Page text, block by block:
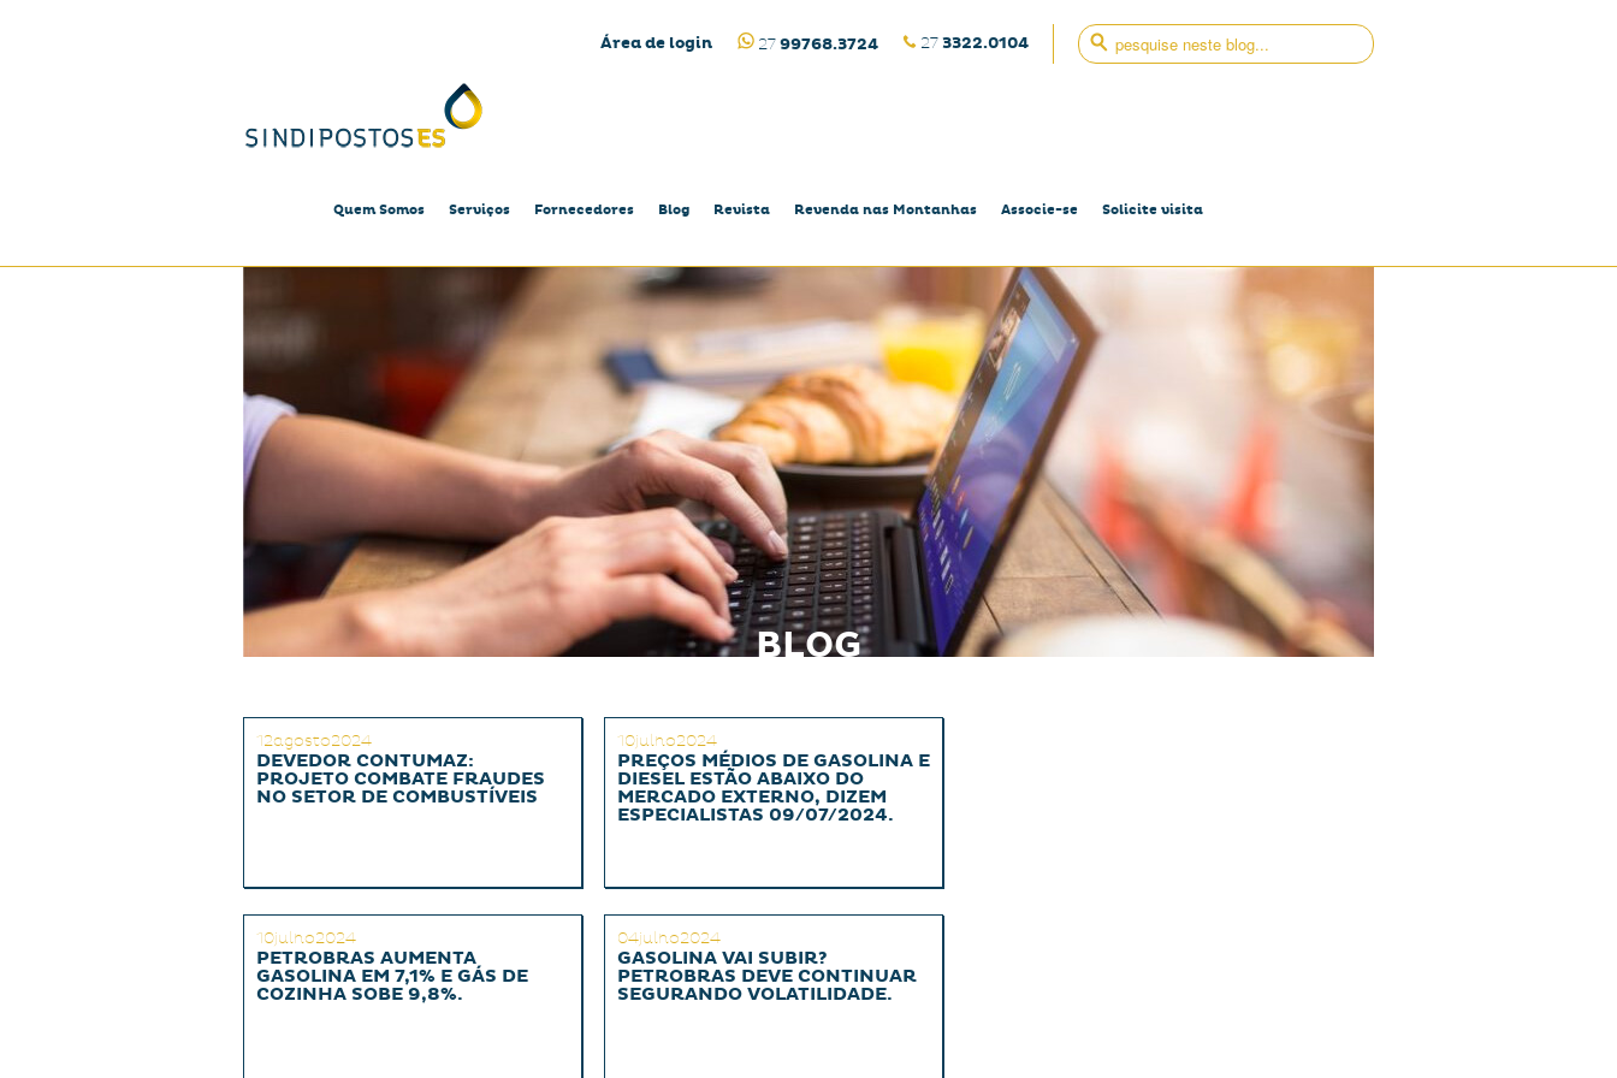
27 3322.0104
27 99768.3724
Área de login
Quem Somos Serviços Fornecedores Blog Revista Revenda nas Montanhas Associe-se Solicite visita
BLOG
12agosto2024
DEVEDOR CONTUMAZ:
PROJETO COMBATE FRAUDES
NO SETOR DE COMBUSTÍVEIS
10julho2024
PREÇOS MÉDIOS DE GASOLINA E
DIESEL ESTÃO ABAIXO DO
MERCADO EXTERNO, DIZEM
ESPECIALISTAS 09/07/2024.
10julho2024
PETROBRAS AUMENTA
GASOLINA EM 7,1% E GÁS DE
COZINHA SOBE 9,8%.
04julho2024
GASOLINA VAI SUBIR?
PETROBRAS DEVE CONTINUAR
SEGURANDO VOLATILIDADE.